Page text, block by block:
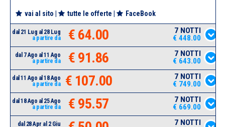
vai al sito tutte le offerte FaceBook
dal 21 Lug al 28 Lug
a partire da
€ 64.00
7 NOTTI
€ 448.00
dal 7 Ago al 11 Ago
a partire da
€ 91.86
7 NOTTI
€ 643.00
dal 11 Ago al 18 Ago
a partire da
€ 107.00
7 NOTTI
€ 749.00
dal 18 Ago al 25 Ago
a partire da
€ 95.57
7 NOTTI
€ 669.00
dal 28 Apr al 2 Giu
7 NOTTI